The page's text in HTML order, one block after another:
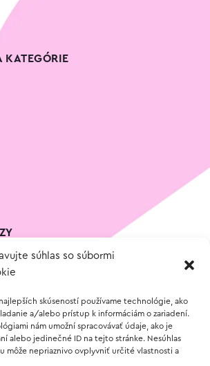
súhlas so súbormi
skúseností používame technológie, ako
a/alebo prístup k informáciám o zariadení.
nám umožní spracovávať údaje, ako je
alebo jedinečné ID na tejto stránke. Nesúhlas
môže nepriaznivo ovplyvniť určité vlastnosti a
KATEGÓRIE